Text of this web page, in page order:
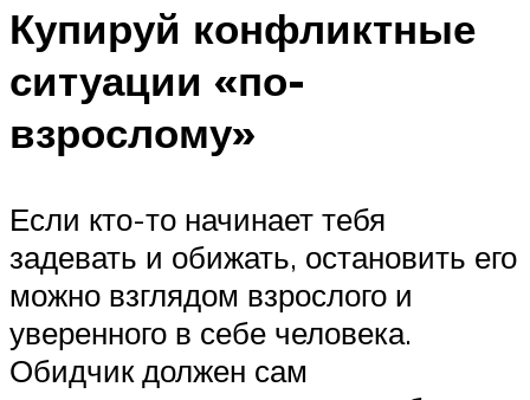
Купируй конфликтные
ситуации «по-
взрослому»
Если кто-то начинает тебя
задевать и обижать, остановить его
можно взглядом взрослого и
уверенного в себе человека.
Обидчик должен сам